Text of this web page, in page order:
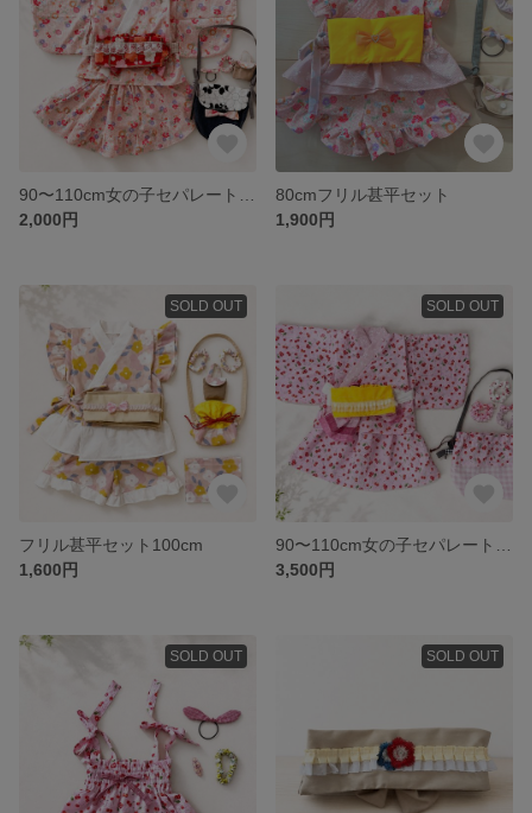
2,000円
80cmフリル甚平セット
1,900円
SOLD OUT
フリル甚平セット100cm
1,600円
SOLD OUT
3,500円
SOLD OUT SOLD OUT